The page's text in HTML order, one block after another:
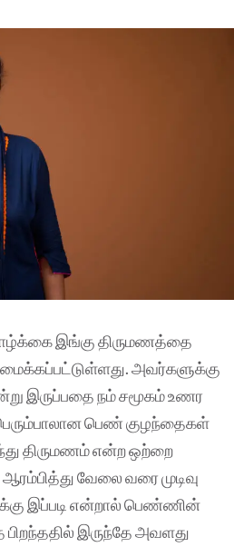
இங்கு திருமணத்தை
அவர்களுக்கு
இருப்பதை நம் சமூகம் உணர
பெண் குழந்தைகள்
திருமணம் என்ற ஒற்றை
வேலை வரை முடிவு
இப்படி என்றால் பெண்ணின்
இருந்தே அவளது